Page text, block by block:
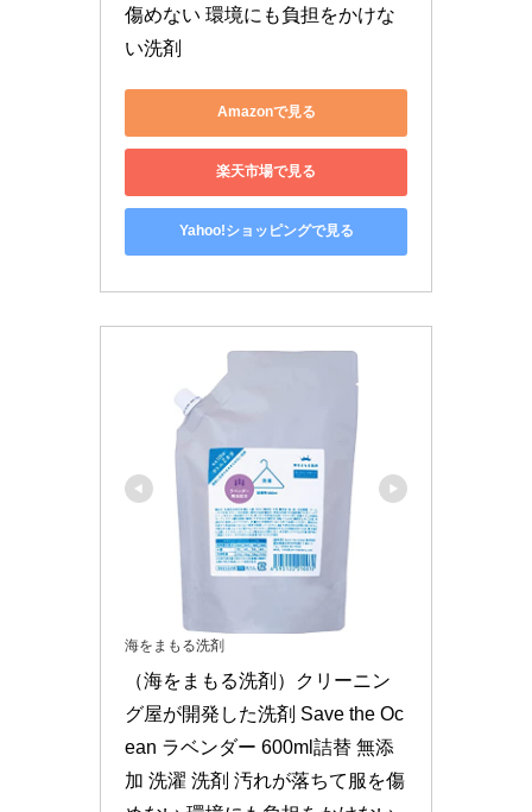
傷めない 環境にも負担をかけな
い洗剤
Amazonで見る
楽天市場で見る
Yahoo!ショッピングで見る
海をまもる洗剤
（海をまもる洗剤）クリーニン
グ屋が開発した洗剤 Save the Oc
ean ラベンダー 600ml詰替 無添
加 洗濯 洗剤 汚れが落ちて服を傷